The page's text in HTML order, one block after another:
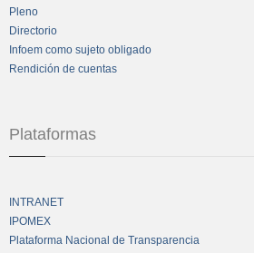
Pleno
Directorio
Infoem como sujeto obligado
Rendición de cuentas
Plataformas
INTRANET
IPOMEX
Plataforma Nacional de Transparencia